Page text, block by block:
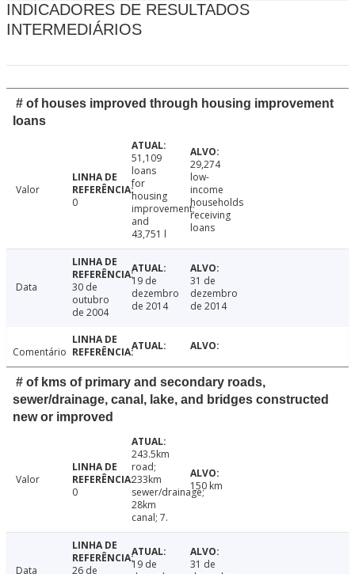
INDICADORES DE RESULTADOS
INTERMEDIÁRIOS
# of houses improved through housing improvement
loans
Valor
0
51,109
loans
for
housing
improvement;
and
43,751 l
29,274
low-
income
households
receiving
loans
Data
30 de
outubro
de 2004
19 de
dezembro
de 2014
31 de
dezembro
de 2014
Comentário
# of kms of primary and secondary roads,
sewer/drainage, canal, lake, and bridges constructed
new or improved
Valor
0
243.5km
road;
233km
sewer/drainage;
28km
canal; 7.
150 km
Data
26 de
19 de
31 de